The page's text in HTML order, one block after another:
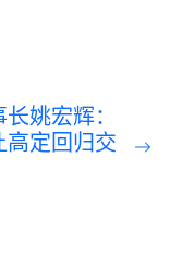
姚宏辉：
高定回归交